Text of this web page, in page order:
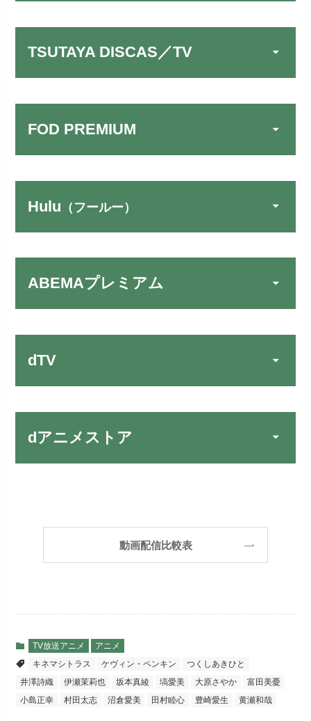
リンク先：https://video.unext.jp/
す！
お試し無料期間
月額料金（税込） 2,189円
見放題作品数
190,000作品以上
TSUTAYA DISCAS／TV
公式
リンク先：
宅配レンタルとVODの2パターンが
初回ポイント付与 1,100ポイント
（TV）
宅配レンタル数
FOD PREMIUM
FOD PREMIUMでお試
しする
リンク先 :https://fod.fujitv.co.jp/s/premium/
お試し無料期間 2週間
月額料金（税込）
初回ポイント付与 100ポイント
Hulu （フールー）
リンク先 :https://www.hulu.jp/
日本テレビ系ドラマや映画・海外
お試し無料期間 2週間
ABEMAプレミアム
試しする
ABEMA独占配信作品がおもしろ
い！
dTV
リンク先 : https://pc.video.dmkt-sp.jp/
dアニメストア
dアニメストアでお試し
する
動画配信比較表
TV放送アニメ
アニメ
キネマシトラス
ケヴィン・ペンキン
つくしあきひと
井澤詩織
伊瀬茉莉也 坂本真綾 塙愛美 大原さやか
富田美憂
小島正幸
村田太志 沼倉愛美 田村睦心 豊崎愛生 黄瀬和哉